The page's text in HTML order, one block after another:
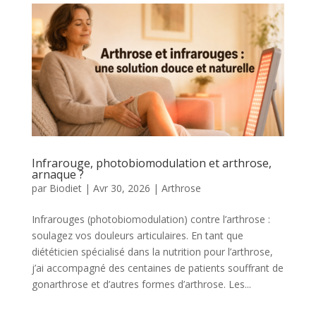
Infrarouge, photobiomodulation et arthrose,
arnaque ?
par Biodiet| Avr 30, 2026 | Arthrose
Infrarouges (photobiomodulation) contre l’arthrose :
soulagez vos douleurs articulaires. En tant que
diététicien spécialisé dans la nutrition pour l’arthrose,
j’ai accompagné des centaines de patients souffrant de
gonarthrose et d’autres formes d’arthrose. Les...